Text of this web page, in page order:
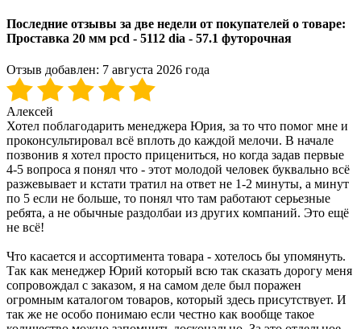
Последние отзывы за две недели от покупателей о товаре:
Проставка 20 мм pcd - 5112 dia - 57.1 футорочная
Отзыв добавлен: 7 августа 2026 года
Алексей
Хотел поблагодарить менеджера Юрия, за то что помог мне и
проконсультировал всё вплоть до каждой мелочи. В начале
позвонив я хотел просто прицениться, но когда задав первые
4-5 вопроса я понял что - этот молодой человек буквально всё
разжевывает и кстати тратил на ответ не 1-2 минуты, а минут
по 5 если не больше, то понял что там работают серьезные
ребята, а не обычные раздолбаи из других компаний. Это ещё
не всё!
Что касается и ассортимента товара - хотелось бы упомянуть.
Так как менеджер Юрий который всю так сказать дорогу меня
сопровождал с заказом, я на самом деле был поражен
огромным каталогом товаров, который здесь присутствует. И
так же не особо понимаю если честно как вообще такое